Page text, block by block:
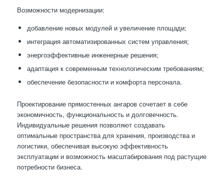
Возможности модернизации:
добавление новых модулей и увеличение площади;
интеграция автоматизированных систем управления;
энергоэффективные инженерные решения;
адаптация к современным технологическим требованиям;
обеспечение безопасности и комфорта персонала.
Проектирование прямостенных ангаров сочетает в себе
экономичность, функциональность и долговечность.
Индивидуальные решения позволяют создавать
оптимальные пространства для хранения, производства и
логистики, обеспечивая высокую эффективность
эксплуатации и возможность масштабирования под растущие
потребности бизнеса.